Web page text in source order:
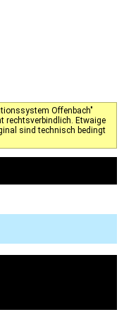
Offenbach"
rechtsverbindlich. Etwaige
sind technisch bedingt